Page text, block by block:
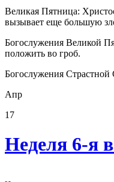
Великая Пятница:
вызывает еще большую
Богослужения Великой
положить во гроб.
Богослужения
Апр
17
Неделя 6-я